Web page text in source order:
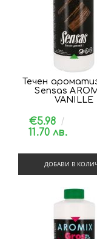
Течен
Sensas
VANILLE
€5.98
11.70 лв.
ДОБАВИ В